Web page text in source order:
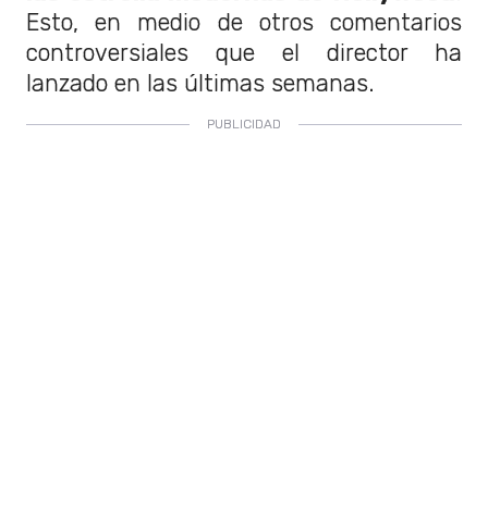
Esto, en medio de otros comentarios
controversiales que el director ha
lanzado en las últimas semanas.